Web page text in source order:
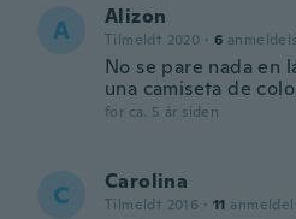
A Alizon
Tilmeldt 2020 · 6
No se pare nada en
una camiseta de
for ca. 5 år siden
C Carolina
Tilmeldt 2016 · 11